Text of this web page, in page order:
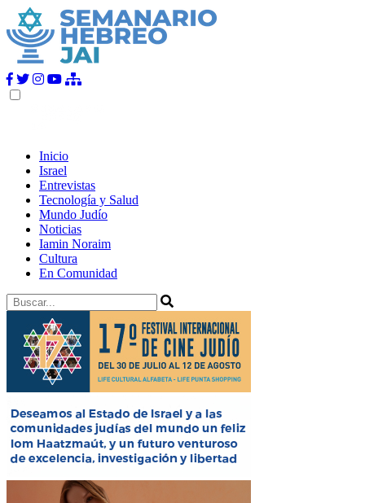
Inicio
Israel
Entrevistas
Tecnología y Salud
Mundo Judío
Noticias
Iamin Noraim
Cultura
En Comunidad